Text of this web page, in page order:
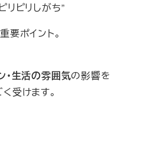
リピリしがち”
要ポイント。
・生活の雰囲気の影響を
受けます。